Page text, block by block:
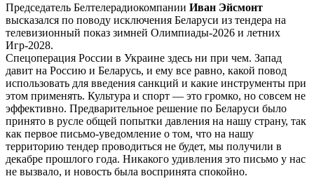
Председатель Белтелерадиокомпании Иван Эйсмонт
высказался по поводу исключения Беларуси из тендера на
телевизионный показ зимней Олимпиады-2026 и летних
Игр-2028.
Спецоперация России в Украине здесь ни при чем. Запад
давит на Россию и Беларусь, и ему все равно, какой повод
использовать для введения санкций и какие инструменты при
этом применять. Культура и спорт — это громко, но совсем не
эффективно. Предварительное решение по Беларуси было
принято в русле общей попытки давления на нашу страну, так
как первое письмо-уведомление о том, что на нашу
территорию тендер проводиться не будет, мы получили в
декабре прошлого года. Никакого удивления это письмо у нас
не вызвало, и новость была воспринята спокойно.